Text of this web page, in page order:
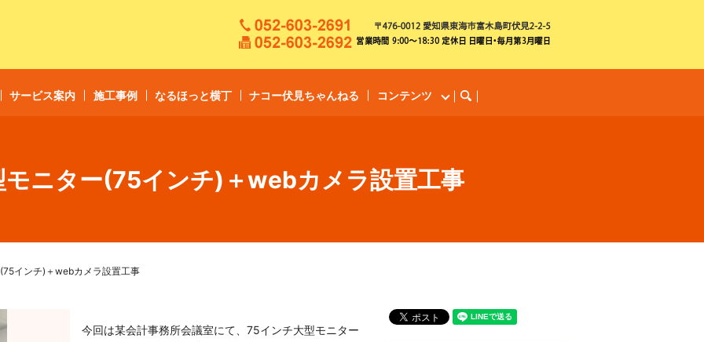
サービス案内 施工事例 なるほっと横丁 ナコー伏見ちゃんねる コンテンツ search
モニター(75インチ)＋webカメラ設置工事
インチ)＋webカメラ設置工事
今回は某会計事務所会議室にて、75インチ大型モニター